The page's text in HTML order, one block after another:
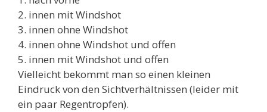
2. innen mit Windshot
3. innen ohne Windshot
4. innen ohne Windshot und offen
5. innen mit Windshot und offen
Vielleicht bekommt man so einen kleinen
Eindruck von den Sichtverhältnissen (leider mit
ein paar Regentropfen).